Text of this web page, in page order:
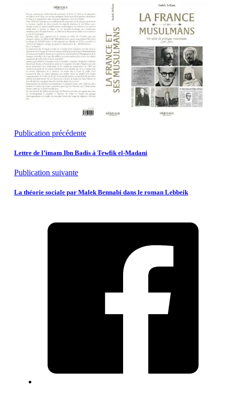
Publication précédente
Lettre de l’imam Ibn Badis à Tewfik el-Madani
Publication suivante
La théorie sociale par Malek Bennabi dans le roman Lebbeik